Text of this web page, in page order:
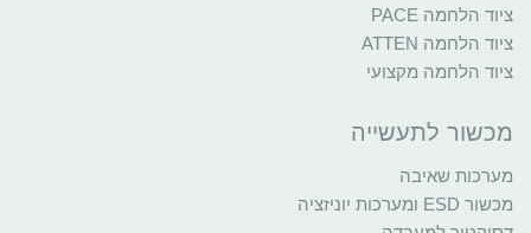
ציוד הלחמה PACE
ציוד הלחמה ATTEN
ציוד הלחמה מקצועי
מכשור לתעשייה
מערכות שאיבה
מכשור ESD ומערכות יוניזציה